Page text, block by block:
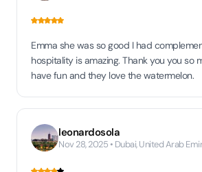
Emma she was so good I had
hospitality is amazing. Thank you you so
have fun and they love the watermelon.
leonardosola
Nov 28, 2025 • Dubai, United Arab